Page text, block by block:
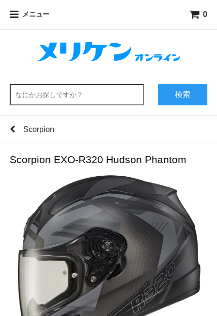
メニュー 0
検索
Scorpion
Scorpion EXO-R320 Hudson Phantom